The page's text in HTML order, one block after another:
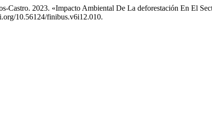
Castro. 2023. «Impacto Ambiental De La deforestación En El
10.56124/finibus.v6i12.010.